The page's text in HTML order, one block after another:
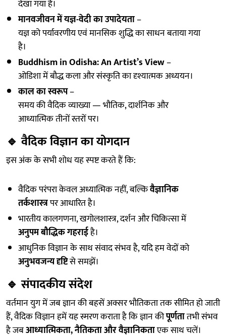
देखा गया है।
मानवजीवन में यज्ञ-वेदी का उपादेयता–
यज्ञ को पर्यावरणीय एवं मानसिक शुद्धि का साधन बताया गया
है।
Buddhism in Odisha: An Artist’s View–
ओडिशा में बौद्ध कला और संस्कृति का दृश्यात्मक अध्ययन।
काल का स्वरूप–
समय की वैदिक व्याख्या — भौतिक, दार्शनिक और
आध्यात्मिक तीनों स्तरों पर।
🔹वैदिक विज्ञान का योगदान
इस अंक के सभी शोध यह स्पष्ट करते हैं कि:
वैदिक परंपरा केवल अध्यात्मिक नहीं, बल्किवैज्ञानिक
तर्कशास्त्रपर आधारित है।
भारतीय कालगणना, खगोलशास्त्र, दर्शन और चिकित्सा में
अनुपम बौद्धिक गहराईहै।
आधुनिक विज्ञान के साथ संवाद संभव है, यदि हम वेदों को
अनुभवजन्य दृष्टिसे समझें।
🔹संपादकीय संदेश
वर्तमान युग में जब ज्ञान की बहसें अक्सर भौतिकता तक सीमित हो जाती
हैं, वैदिक विज्ञान हमें यह स्मरण कराता है कि ज्ञान कीपूर्णतातभी संभव
है जबआध्यात्मिकता, नैतिकता और वैज्ञानिकताएक साथ चलें।